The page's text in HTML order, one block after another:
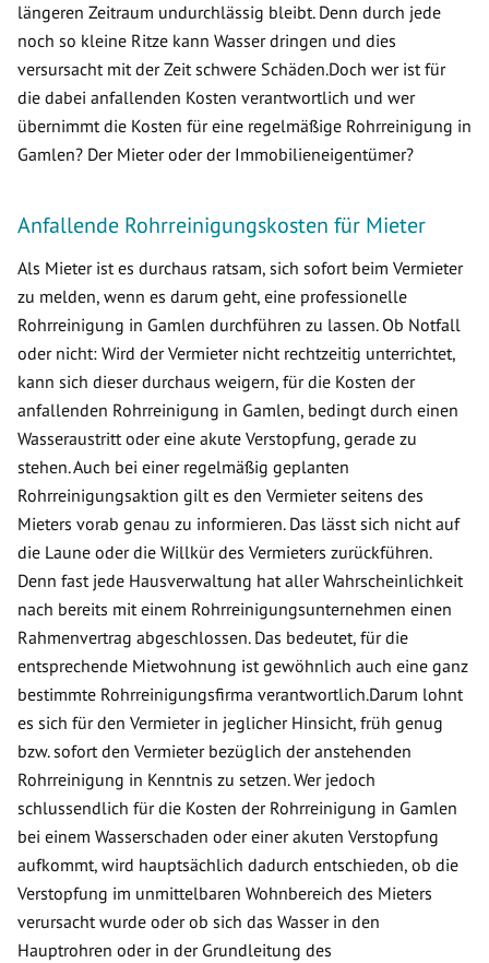
längeren Zeitraum undurchlässig bleibt. Denn durch jede
noch so kleine Ritze kann Wasser dringen und dies
versursacht mit der Zeit schwere Schäden.Doch wer ist für
die dabei anfallenden Kosten verantwortlich und wer
übernimmt die Kosten für eine regelmäßige Rohrreinigung in
Gamlen? Der Mieter oder der Immobilieneigentümer?
Anfallende Rohrreinigungskosten für Mieter
Als Mieter ist es durchaus ratsam, sich sofort beim Vermieter
zu melden, wenn es darum geht, eine professionelle
Rohrreinigung in Gamlen durchführen zu lassen. Ob Notfall
oder nicht: Wird der Vermieter nicht rechtzeitig unterrichtet,
kann sich dieser durchaus weigern, für die Kosten der
anfallenden Rohrreinigung in Gamlen, bedingt durch einen
Wasseraustritt oder eine akute Verstopfung, gerade zu
stehen. Auch bei einer regelmäßig geplanten
Rohrreinigungsaktion gilt es den Vermieter seitens des
Mieters vorab genau zu informieren. Das lässt sich nicht auf
die Laune oder die Willkür des Vermieters zurückführen.
Denn fast jede Hausverwaltung hat aller Wahrscheinlichkeit
nach bereits mit einem Rohrreinigungsunternehmen einen
Rahmenvertrag abgeschlossen. Das bedeutet, für die
entsprechende Mietwohnung ist gewöhnlich auch eine ganz
bestimmte Rohrreinigungsfirma verantwortlich.Darum lohnt
es sich für den Vermieter in jeglicher Hinsicht, früh genug
bzw. sofort den Vermieter bezüglich der anstehenden
Rohrreinigung in Kenntnis zu setzen. Wer jedoch
schlussendlich für die Kosten der Rohrreinigung in Gamlen
bei einem Wasserschaden oder einer akuten Verstopfung
aufkommt, wird hauptsächlich dadurch entschieden, ob die
Verstopfung im unmittelbaren Wohnbereich des Mieters
verursacht wurde oder ob sich das Wasser in den
Hauptrohren oder in der Grundleitung des